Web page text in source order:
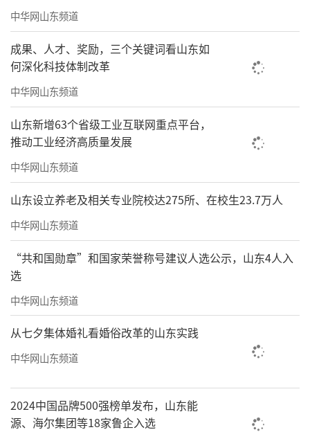
实施“法援惠民生”行动
2025年，关注和回应妇女、残疾人、未成
年人、退役军人、老年人、农民工等群体法律
需求，共开展各类法治宣传244场（次），共受
理各类法律援助案件11337件，为群众提供法律
咨询24559次
（记者/张海峰、贺莹莹
责任编辑：袁少帅
中华网山东频道
成果、人才、奖励，三个关键词看山东如
何深化科技体制改革
中华网山东频道
山东新增63个省级工业互联网重点平台，
推动工业经济高质量发展
中华网山东频道
山东设立养老及相关专业院校达275所、在校生23.7万人
中华网山东频道
“共和国勋章”和国家荣誉称号建议人选公示，山东4人入
选
中华网山东频道
从七夕集体婚礼看婚俗改革的山东实践
中华网山东频道
2024中国品牌500强榜单发布，山东能
源、海尔集团等18家鲁企入选